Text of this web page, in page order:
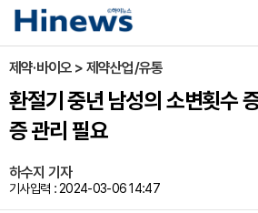
제약·바이오 > 제약산업/유통
환절기 중년 남성의 소변횟수
증 관리 필요
하수지 기자
기사입력 : 2024-03-06 14:47